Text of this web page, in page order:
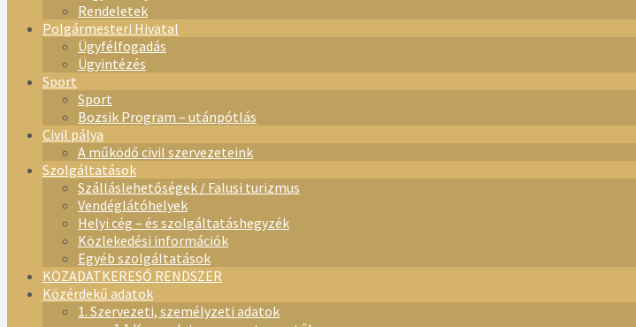
Rendeletek
Polgármesteri Hivatal
Ügyfélfogadás
Ügyintézés
Sport
Sport
Bozsik Program – utánpótlás
Civil pálya
A működő civil szervezeteink
Szolgáltatások
Szálláslehetőségek / Falusi turizmus
Vendéglátóhelyek
Helyi cég – és szolgáltatáshegyzék
Közlekedési információk
Egyéb szolgáltatások
KÖZADATKERESŐ RENDSZER
Közérdekű adatok
1. Szervezeti, személyzeti adatok